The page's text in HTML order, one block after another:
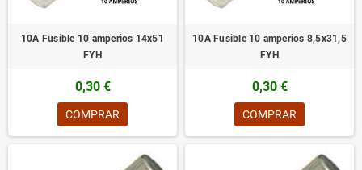
10A Fusible 10 amperios 14x51
FYH
0,30 €
COMPRAR
10A Fusible 10 amperios 8,5x31,5
FYH
0,30 €
COMPRAR